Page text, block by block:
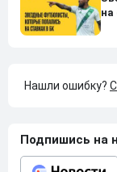
на
Нашли ошибку?
Подпишись на